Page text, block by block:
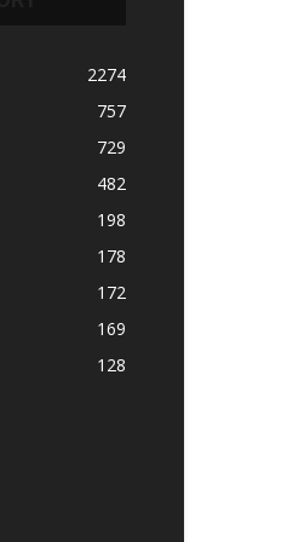
2274
757
729
482
198
178
172
169
128